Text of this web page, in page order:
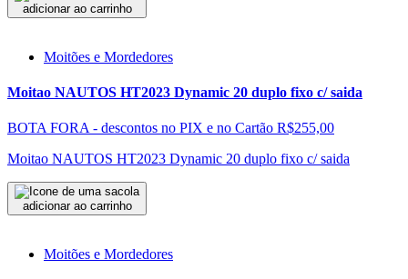
adicionar ao carrinho
Moitões e Mordedores
Moitao NAUTOS HT2023 Dynamic 20 duplo fixo c/ saida
BOTA FORA - descontos no PIX e no Cartão R$255,00
Moitao NAUTOS HT2023 Dynamic 20 duplo fixo c/ saida
adicionar ao carrinho
Moitões e Mordedores